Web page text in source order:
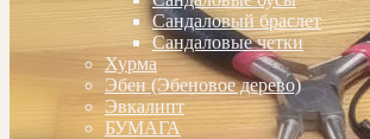
Сандаловый браслет
Сандаловые четки
Хурма
Эбен (Эбеновое дерево)
Эвкалипт
БУМАГА